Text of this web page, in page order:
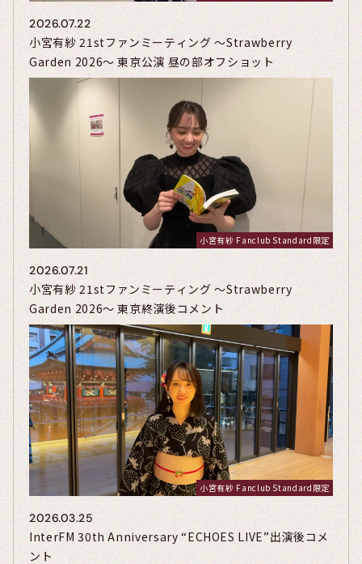
2026.07.22
小宮有紗 21stファンミーティング ～Strawberry
Garden 2026～ 東京公演 昼の部オフショット
小宮有紗 Fanclub Standard限定
2026.07.21
小宮有紗 21stファンミーティング ～Strawberry
Garden 2026～ 東京終演後コメント
小宮有紗 Fanclub Standard限定
2026.03.25
InterFM 30th Anniversary “ECHOES LIVE”出演後コメ
ント